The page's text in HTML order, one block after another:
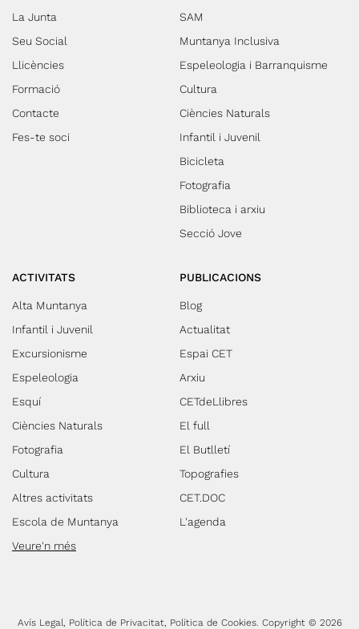
La Junta
Seu Social
Llicències
Formació
Contacte
Fes-te soci
SAM
Muntanya Inclusiva
Espeleologia i Barranquisme
Cultura
Ciències Naturals
Infantil i Juvenil
Bicicleta
Fotografia
Biblioteca i arxiu
Secció Jove
ACTIVITATS
Alta Muntanya
Infantil i Juvenil
Excursionisme
Espeleologia
Esquí
Ciències Naturals
Fotografia
Cultura
Altres activitats
Escola de Muntanya
Veure'n més
PUBLICACIONS
Blog
Actualitat
Espai CET
Arxiu
CETdeLlibres
El full
El Butlletí
Topografies
CET.DOC
L'agenda
Avís Legal Política de Privacitat Política de Cookies Copyright © 2026